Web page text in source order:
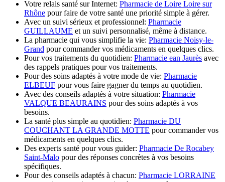
Votre relais santé sur Internet: Pharmacie de Loire Loire sur
Rhône pour faire de votre santé une priorité simple à gérer.
Avec un suivi sérieux et professionnel: Pharmacie
GUILLAUME et un suivi personnalisé, même à distance.
La pharmacie qui vous simplifie la vie: Pharmacie Noisy-le-
Grand pour commander vos médicaments en quelques clics.
Pour vos traitements du quotidien: Pharmacie ean Jaurès avec
des rappels pratiques pour vos traitements.
Pour des soins adaptés à votre mode de vie: Pharmacie
ELBEUF pour vous faire gagner du temps au quotidien.
Avec des conseils adaptés à votre situation: Pharmacie
VALQUE BEAURAINS pour des soins adaptés à vos
besoins.
La santé plus simple au quotidien: Pharmacie DU
COUCHANT LA GRANDE MOTTE pour commander vos
médicaments en quelques clics.
Des experts santé pour vous guider: Pharmacie De Rocabey
Saint-Malo pour des réponses concrètes à vos besoins
spécifiques.
Pour des conseils adaptés à chacun: Pharmacie LORRAINE